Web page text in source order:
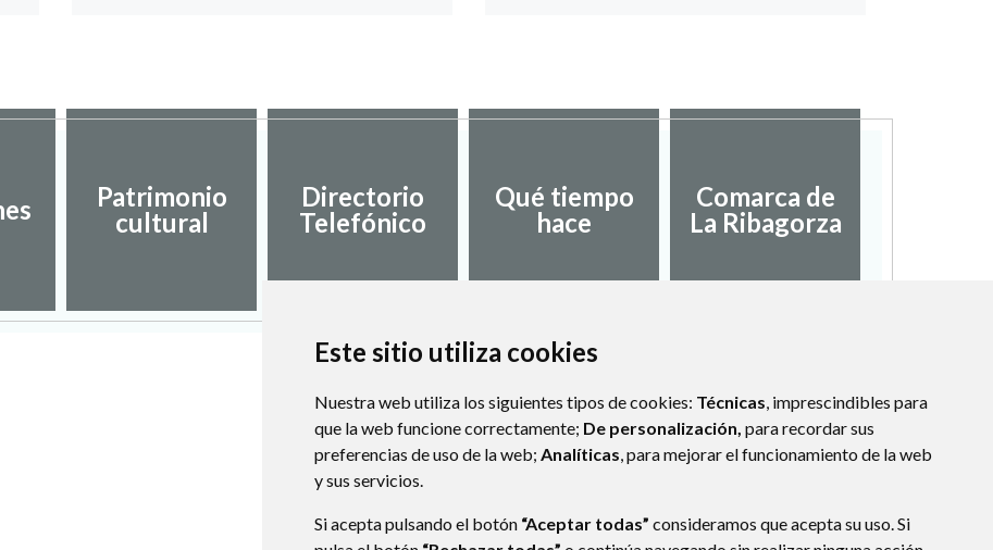
Este sitio utiliza cookies
Nuestra web utiliza los siguientes tipos de cookies: Técnicas, imprescindibles para
que la web funcione correctamente; De personalización, para recordar sus
preferencias de uso de la web; Analíticas, para mejorar el funcionamiento de la web
y sus servicios.
Si acepta pulsando el botón “Aceptar todas” consideramos que acepta su uso. Si
Patrimonio
cultural
Directorio
Telefónico
Qué tiempo
hace
Comarca de
La Ribagorza